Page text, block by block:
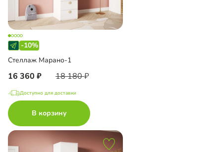
-10%
Стеллаж Марано-1
16 360 18 180
Доступно для доставки
В корзину